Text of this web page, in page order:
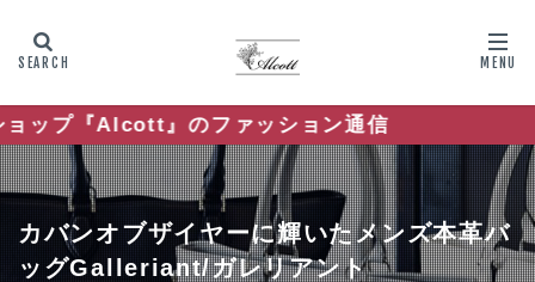
ファッション通信
カバンオブザイヤーに輝いたメンズ本革バ
ッグGalleriant/ガレリアント